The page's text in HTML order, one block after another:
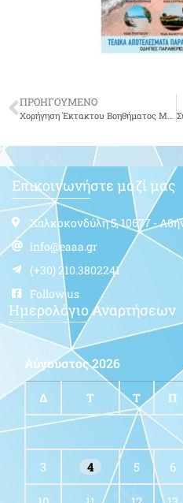
ΠΡΟΗΓΟΥΜΕΝΟ
Χορήγηση Έκτακτου Βοηθήματος Μερισματούχων ΜΤΑ Έτους 2021
Επικοινωνήστε μαζί μας
Χαλκοκονδύλη 5, 10677 -
info@eaaa.gr
(+30) 210.3802241
Follow us
Ημερολόγιο Αναρτήσεων
Αύγουστος 2026
Δ Τ Τ Π
3 4 5 6